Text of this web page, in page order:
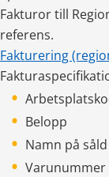
Fakturor till
referens.
Fakturering
Belopp
Namn på
Varunummer